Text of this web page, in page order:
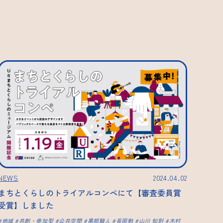
2024.04.02
ちとくらしのトライアルコンペにて【審査委員賞
賞】しました
地域 共創・参加型 公共空間 黒部駿人 長岡勉 山川 知則 木村